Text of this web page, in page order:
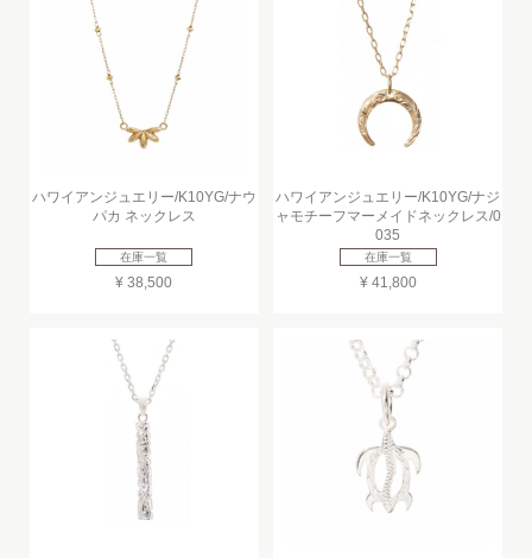
ハワイアンジュエリー/K10YG/ナウ
パカ ネックレス
在庫一覧
¥ 38,500
ハワイアンジュエリー/K10YG/ナジ
ャモチーフマーメイドネックレス/0
035
在庫一覧
¥ 41,800